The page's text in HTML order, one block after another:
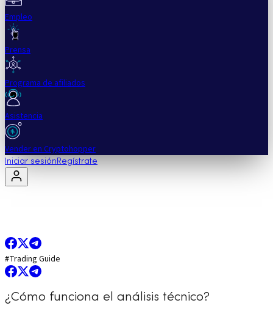
Empleo
Prensa
Programa de afiliados
Asistencia
Vender en Cryptohopper
Iniciar sesión Regístrate
#Trading Guide
¿Cómo funciona el análisis técnico?